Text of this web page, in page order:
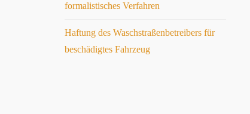
formalistisches Verfahren
Haftung des Waschstraßenbetreibers für
beschädigtes Fahrzeug